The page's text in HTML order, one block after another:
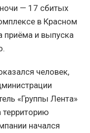
— 17 сбитых
в Красном
приёма и выпуска
человек,
«Группы Лента»
территорию
начался